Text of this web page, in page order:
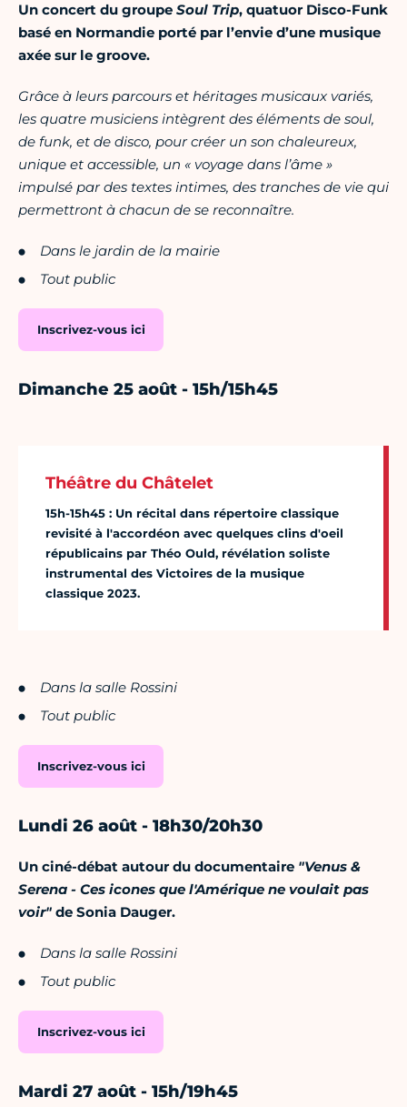
Un concert du groupe Soul Trip, quatuor Disco-Funk
basé en Normandie porté par l’envie d’une musique
axée sur le groove.
Grâce à leurs parcours et héritages musicaux variés,
les quatre musiciens intègrent des éléments de soul,
de funk, et de disco, pour créer un son chaleureux,
unique et accessible, un « voyage dans l’âme »
impulsé par des textes intimes, des tranches de vie qui
permettront à chacun de se reconnaître.
Dans le jardin de la mairie
Tout public
Inscrivez-vous ici
Dimanche 25 août - 15h/15h45
Théâtre du Châtelet
15h-15h45 : Un récital dans répertoire classique
revisité à l'accordéon avec quelques clins d'oeil
républicains par Théo Ould, révélation soliste
instrumental des Victoires de la musique
classique 2023.
Dans la salle Rossini
Tout public
Inscrivez-vous ici
Lundi 26 août - 18h30/20h30
Un ciné-débat autour du documentaire "Venus &
Serena - Ces icones que l'Amérique ne voulait pas
voir" de Sonia Dauger.
Dans la salle Rossini
Tout public
Inscrivez-vous ici
Mardi 27 août - 15h/19h45